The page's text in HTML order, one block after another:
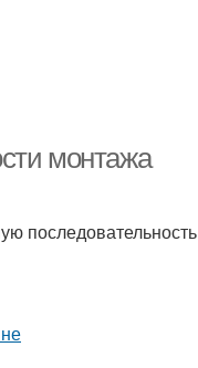
монтажа
последовательность